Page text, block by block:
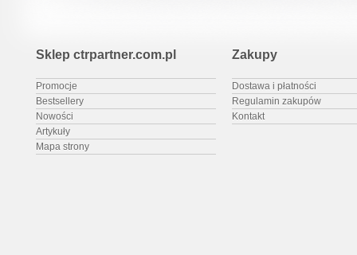
Sklep ctrpartner.com.pl
Promocje
Bestsellery
Nowości
Artykuły
Mapa strony
Zakupy
Dostawa i płatności
Regulamin zakupów
Kontakt